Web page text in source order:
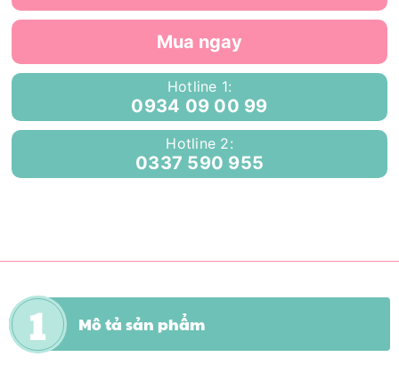
Mua ngay
Hotline 1:
0934 09 00 99
Hotline 2:
0337 590 955
Mô tả sản phẩm